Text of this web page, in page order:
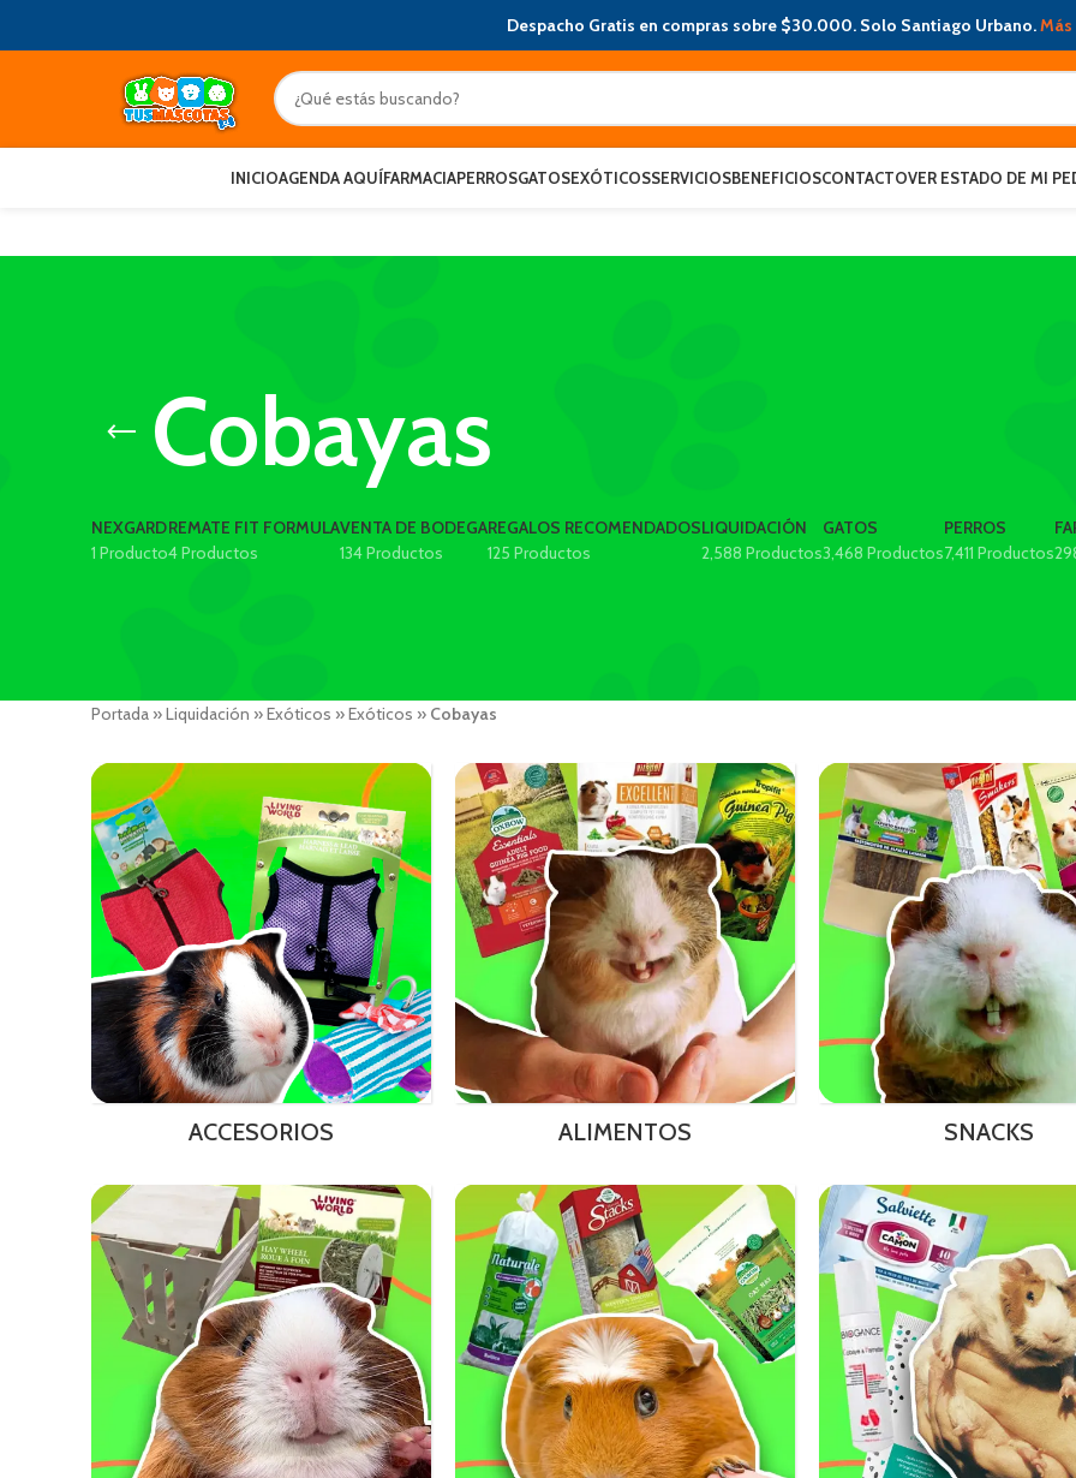
Despacho Gratis en compras sobre $30.000. Solo Santiago Urbano.
INICIOAGENDA AQUÍFARMACIAPERROSGATOSEXÓTICOSSERVICIOSBENEFICIOSCONTACTOVER ESTADO DE MI
Cobayas
NEXGARD
1 Producto
REMATE FIT FORMULA
4 Productos
VENTA DE BODEGA
134 Productos
REGALOS RECOMENDADOS
125 Productos
LIQUIDACIÓN
2,588 Productos
GATOS
3,468 Productos
PERROS
7,411 Productos
Portada »Liquidación »Exóticos »Exóticos » Cobayas
ACCESORIOS ALIMENTOS SNACKS